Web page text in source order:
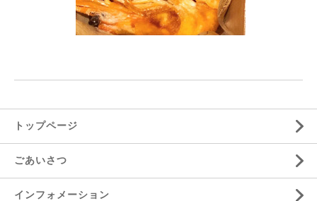
トップページ
ごあいさつ
インフォメーション